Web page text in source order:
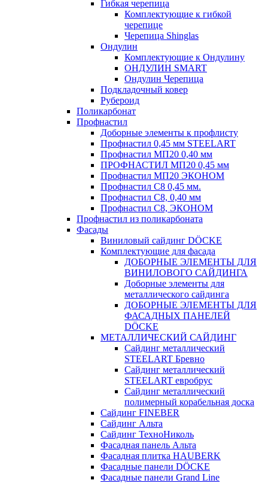
Гибкая черепица
Комплектующие к гибкой
черепице
Черепица Shinglas
Ондулин
Комплектующие к Ондулину
ОНДУЛИН SMART
Ондулин Черепица
Подкладочный ковер
Рубероид
Поликарбонат
Профнастил
Доборные элементы к профлисту
Профнастил 0,45 мм STEELART
Профнастил МП20 0,40 мм
ПРОФНАСТИЛ МП20 0,45 мм
Профнастил МП20 ЭКОНОМ
Профнастил С8 0,45 мм.
Профнастил С8, 0,40 мм
Профнастил С8, ЭКОНОМ
Профнастил из поликарбоната
Фасады
Виниловый сайдинг DÖCKE
Комплектующие для фасада
ДОБОРНЫЕ ЭЛЕМЕНТЫ ДЛЯ
ВИНИЛОВОГО САЙДИНГА
Доборные элементы для
металлического сайдинга
ДОБОРНЫЕ ЭЛЕМЕНТЫ ДЛЯ
ФАСАДНЫХ ПАНЕЛЕЙ
DÖCKE
МЕТАЛЛИЧЕСКИЙ САЙДИНГ
Сайдинг металлический
STEELART Бревно
Сайдинг металлический
STEELART евробрус
Сайдинг металлический
полимерный корабельная доска
Сайдинг FINEBER
Сайдинг Альта
Сайдинг ТехноНиколь
Фасадная панель Альта
Фасадная плитка HAUBERK
Фасадные панели DÖCKE
Фасадные панели Grand Line